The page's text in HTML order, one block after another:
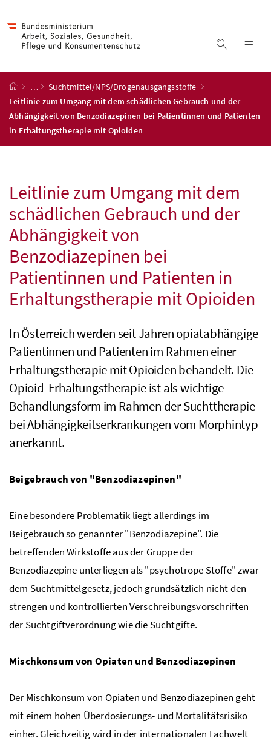
Suche
Startseite
…
Suchtmittel/NPS/Drogenausgangsstoffe
Leitlinie zum Umgang mit dem schädlichen Gebrauch und der
Abhängigkeit von Benzodiazepinen bei Patientinnen und Patienten
in Erhaltungstherapie mit Opioiden
Leitlinie zum Umgang mit dem
schädlichen Gebrauch und der
Abhängigkeit von
Benzodiazepinen bei
Patientinnen und Patienten in
Erhaltungstherapie mit Opioiden
In Österreich werden seit Jahren opiatabhängige
Patientinnen und Patienten im Rahmen einer
Erhaltungstherapie mit Opioiden behandelt. Die
Opioid-Erhaltungstherapie ist als wichtige
Behandlungsform im Rahmen der Suchttherapie
bei Abhängigkeitserkrankungen vom Morphintyp
anerkannt.
Beigebrauch von "Benzodiazepinen"
Eine besondere Problematik liegt allerdings im
Beigebrauch so genannter "Benzodiazepine". Die
betreffenden Wirkstoffe aus der Gruppe der
Benzodiazepine unterliegen als "psychotrope Stoffe" zwar
dem Suchtmittelgesetz, jedoch grundsätzlich nicht den
strengen und kontrollierten Verschreibungsvorschriften
der Suchtgiftverordnung wie die Suchtgifte.
Mischkonsum von Opiaten und Benzodiazepinen
Der Mischkonsum von Opiaten und Benzodiazepinen geht
mit einem hohen Überdosierungs- und Mortalitätsrisiko
einher. Gleichzeitig wird in der internationalen Fachwelt